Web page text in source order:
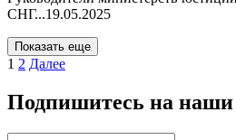
СНГ...19.05.2025
Показать еще
1 2 Далее
Подпишитесь на наши